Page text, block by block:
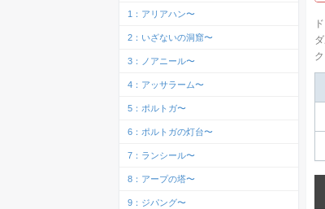
1：アリアハン〜
2：いざないの洞窟〜
3：ノアニール〜
4：アッサラーム〜
5：ポルトガ〜
6：ポルトガの灯台〜
7：ランシール〜
8：アープの塔〜
9：ジパング〜